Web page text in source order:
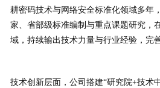
耕密码技术与网络安全标准化领域多年
家、省部级标准编制与重点课题研究，
域，持续输出技术力量与行业经验，完
技术创新层面，公司搭建“研究院+技术